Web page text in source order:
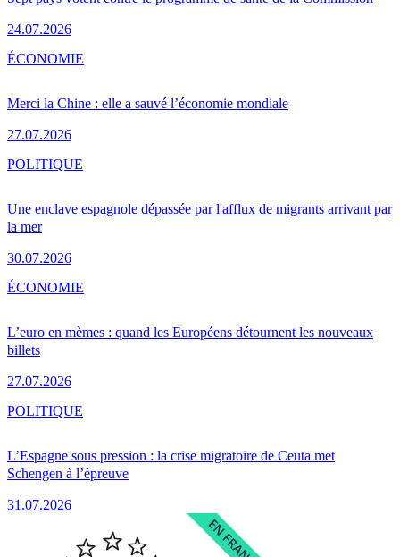
24.07.2026
Merci la Chine : elle a sauvé l’économie mondiale
27.07.2026
ÉCONOMIE
Une enclave espagnole dépassée par l'afflux de migrants arrivant par
la mer
30.07.2026
POLITIQUE
L’euro en mèmes : quand les Européens détournent les nouveaux
billets
27.07.2026
ÉCONOMIE
L’Espagne sous pression : la crise migratoire de Ceuta met
Schengen à l’épreuve
31.07.2026
POLITIQUE